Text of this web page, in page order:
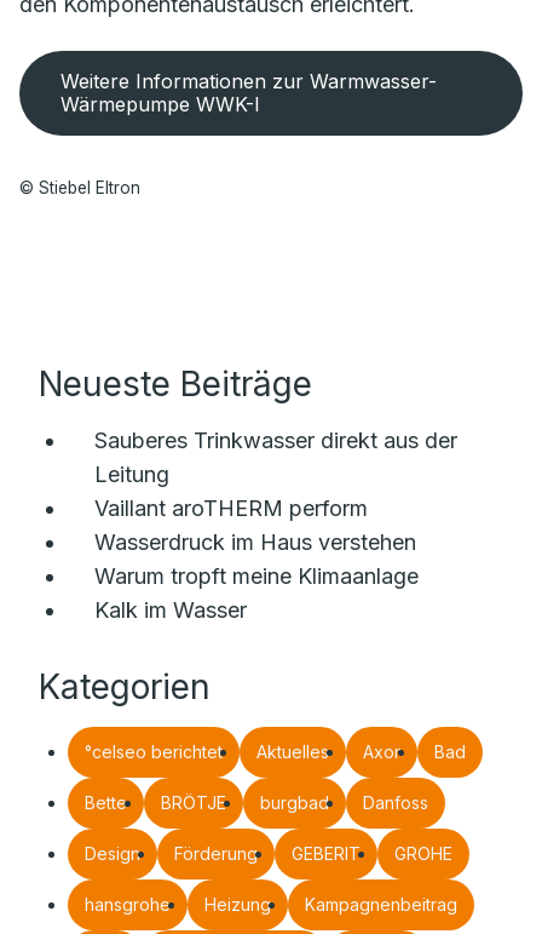
Weitere Informationen zur Warmwasser-
Wärmepumpe WWK-I
© Stiebel Eltron
Neueste Beiträge
Sauberes Trinkwasser direkt aus der
Leitung
Vaillant aroTHERM perform
Wasserdruck im Haus verstehen
Warum tropft meine Klimaanlage
Kalk im Wasser
Kategorien
°celseo berichtet Aktuelles Axor Bad
Bette BRÖTJE burgbad Danfoss
Design Förderung GEBERIT GROHE
hansgrohe Heizung Kampagnenbeitrag